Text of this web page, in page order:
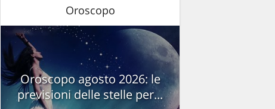
Oroscopo
Oroscopo agosto 2026: le
previsioni delle stelle per...